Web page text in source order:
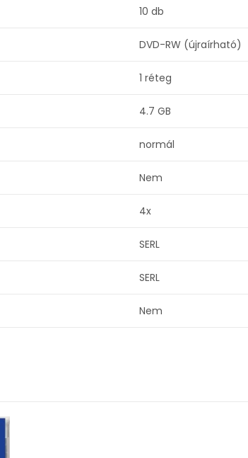
10 db
DVD-RW (újraírható)
1 réteg
4.7 GB
normál
Nem
4x
SERL
SERL
Nem